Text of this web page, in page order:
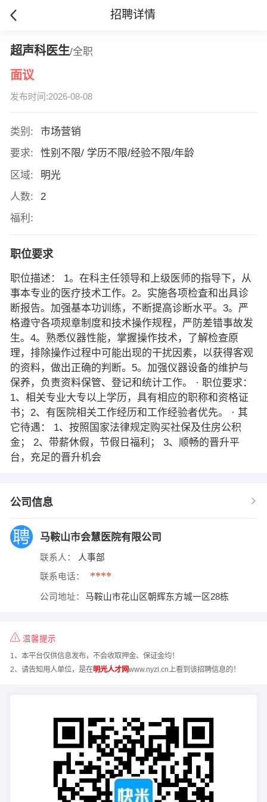
招聘详情
超声科医生/全职
面议
发布时间:2026-08-08
类别:
市场营销
要求:
性别不限/ 学历不限/经验不限/年龄
区域:
明光
人数:
2
福利:
职位要求
职位描述： 1。在科主任领导和上级医师的指导下，从
事本专业的医疗技术工作。2。实施各项检査和出具诊
断报告。加强基本功训练，不断提高诊断水平。3。严
格遵守各项规章制度和技术操作规程，严防差错事故发
生。4。熟悉仪器性能，掌握操作技术，了解检查原
理，排除操作过程中可能出现的干扰因素，以获得客观
的资料，做出正确的判断。5。加强仪器设备的维护与
保养，负责资料保管、登记和统计工作。 · 职位要求：
1、相关专业大专以上学历，具有相应的职称和资格证
书；2、有医院相关工作经历和工作经验者优先。 · 其
它待遇： 1、按照国家法律规定购买社保及住房公积
金； 2、带薪休假，节假日福利； 3、顺畅的晋升平
台，充足的晋升机会
公司信息
马鞍山市会慧医院有限公司
联系人： 人事部
联系电话： ****
公司地址： 马鞍山市花山区朝辉东方城一区28栋
温馨提示
1、本平台仅供信息发布，不会收取押金、保证金均！
2、请告知用人单位，是在明光人才网www.nyzl.cn上看到该招聘信息的！